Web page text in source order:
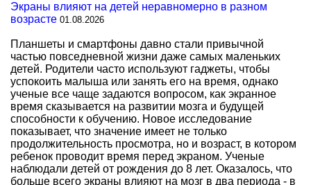
Экраны влияют на детей неравномерно в разном
возрасте 01.08.2026
Планшеты и смартфоны давно стали привычной
частью повседневной жизни даже самых маленьких
детей. Родители часто используют гаджеты, чтобы
успокоить малыша или занять его на время, однако
ученые все чаще задаются вопросом, как экранное
время сказывается на развитии мозга и будущей
способности к обучению. Новое исследование
показывает, что значение имеет не только
продолжительность просмотра, но и возраст, в котором
ребенок проводит время перед экраном. Ученые
наблюдали детей от рождения до 8 лет. Оказалось, что
больше всего экраны влияют на мозг в два периода - в